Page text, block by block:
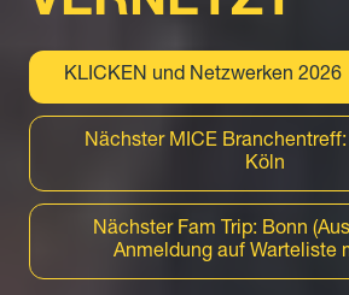
KLICKEN und Netzwerken 2026
Nächster MICE
Köln
Nächster Fam Trip: Bonn
Anmeldung auf Warteliste